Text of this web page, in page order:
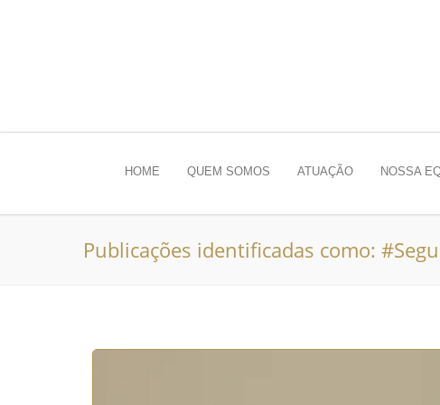
HOME QUEM SOMOS ATUAÇÃO NOSSA
Publicações identificadas como: